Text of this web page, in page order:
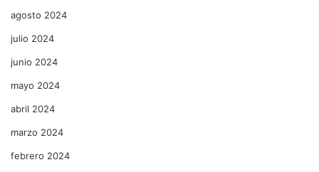
agosto 2024
julio 2024
junio 2024
mayo 2024
abril 2024
marzo 2024
febrero 2024